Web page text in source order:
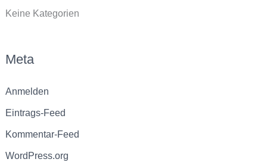
h
Keine Kategorien
Meta
Anmelden
Eintrags-Feed
Kommentar-Feed
WordPress.org